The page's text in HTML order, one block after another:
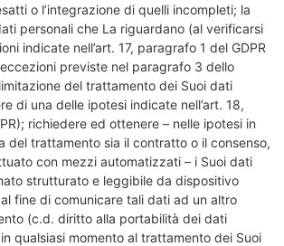
o l’integrazione di quelli incompleti; la
personali che La riguardano (al verificarsi
indicate nell’art. 17, paragrafo 1 del GDPR
previste nel paragrafo 3 dello
del trattamento dei Suoi dati
di una delle ipotesi indicate nell’art. 18,
richiedere ed ottenere – nelle ipotesi in
del trattamento sia il contratto o il consenso,
con mezzi automatizzati – i Suoi dati
strutturato e leggibile da dispositivo
fine di comunicare tali dati ad un altro
(c.d. diritto alla portabilità dei dati
qualsiasi momento al trattamento dei Suoi